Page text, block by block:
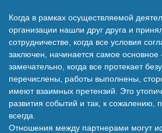
Видео о нас
Когда в рамках осуществляемой
организации нашли друг друга и
сотрудничестве, когда все условия
заключен, начинается самое
замечательно, когда все протекает
перечислены, работы выполнены,
имеют взаимных претензий. Это
развития событий и так, к сожалению,
всегда.
Отношения между партнерами могут